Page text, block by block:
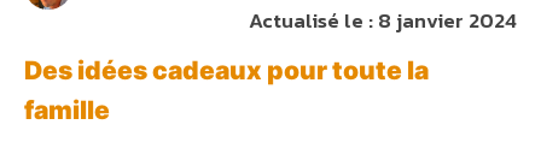
Actualisé le :8 janvier 2024
Des idées cadeaux pour toute la
famille